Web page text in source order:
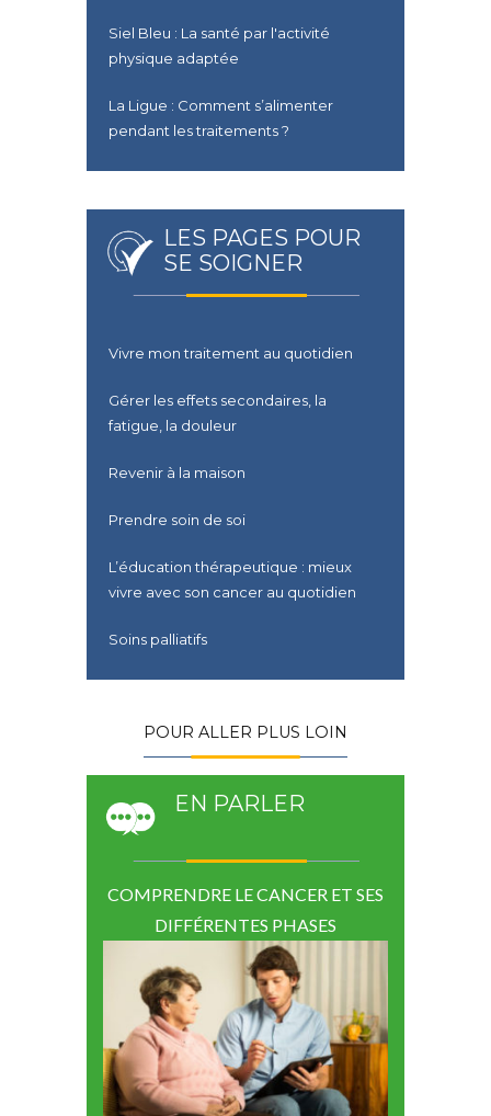
Siel Bleu : La santé par l'activité
physique adaptée
La Ligue : Comment s’alimenter
pendant les traitements ?
LES PAGES POUR
SE SOIGNER
Vivre mon traitement au quotidien
Gérer les effets secondaires, la
fatigue, la douleur
Revenir à la maison
Prendre soin de soi
L’éducation thérapeutique : mieux
vivre avec son cancer au quotidien
Soins palliatifs
POUR ALLER PLUS LOIN
EN PARLER
COMPRENDRE LE CANCER ET SES
DIFFÉRENTES PHASES